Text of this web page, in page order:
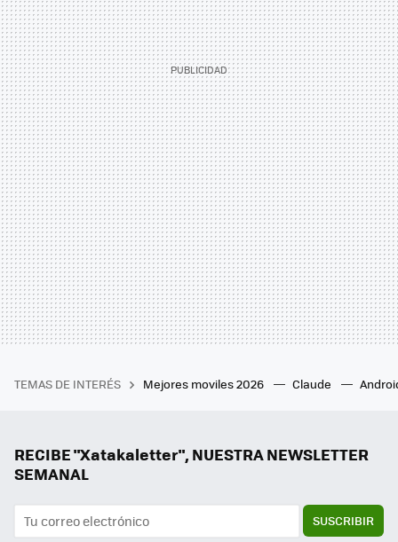
TEMAS DE INTERÉS Mejores moviles 2026 Claude
RECIBE "Xatakaletter", NUESTRA NEWSLETTER
SEMANAL
SUSCRIBIR